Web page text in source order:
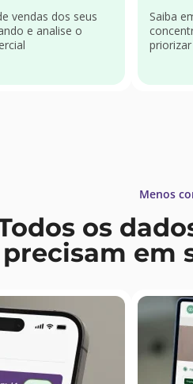
vendas dos seus
e analise o
Saiba
Menos
os
precisam em